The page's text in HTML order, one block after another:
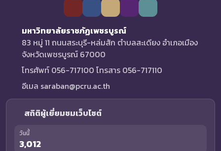
มหาวิทยาลัยราชภัฏเพชรบูรณ์
83 หมู่ 11 ถนนสระบุรี-หล่มสัก ตำบลสะเดียง อำเภอเมือง
จังหวัดเพชรบูรณ์ 67000
โทรศัพท์ 056-717100 โทรสาร 056-717110
อีเมล saraban@pcru.ac.th
สถิติผู้เยี่ยมชมเว็บไซต์
วันนี้
3,012